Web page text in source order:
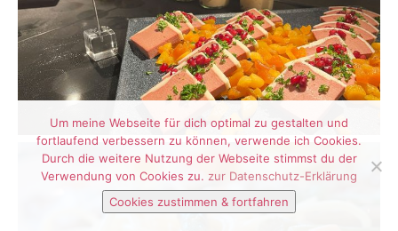
Um meine Webseite für dich optimal zu gestalten und
fortlaufend verbessern zu können, verwende ich Cookies.
Durch die weitere Nutzung der Webseite stimmst du der
Verwendung von Cookies zu. zur Datenschutz-Erklärung
Cookies zustimmen & fortfahren